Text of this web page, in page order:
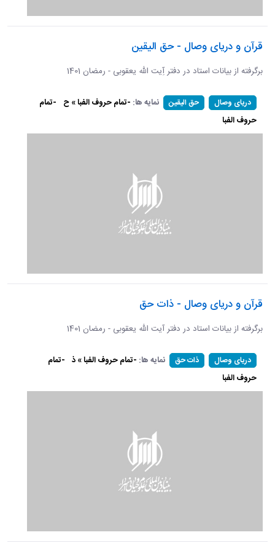
قرآن و دریای وصال - حق الیقین
برگرفته از بیانات استاد در دفتر آِیت الله یعقوبی - رمضان 1401
دریای وصال حق الیقین نمایه ها: -تمام حروف الفبا » ح -تمام
حروف الفبا
قرآن و دریای وصال - ذات حق
برگرفته از بیانات استاد در دفتر آیت الله یعقوبی - رمضان 1401
دریای وصال ذات حق نمایه ها: -تمام حروف الفبا » ذ -تمام
حروف الفبا